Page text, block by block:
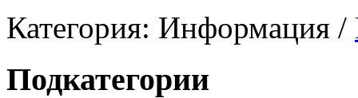
Категория: Информация /
Подкатегории